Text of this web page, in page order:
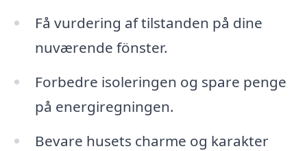
Få vurdering af tilstanden på dine
nuværende fönster.
Forbedre isoleringen og spare penge
på energiregningen.
Bevare husets charme og karakter